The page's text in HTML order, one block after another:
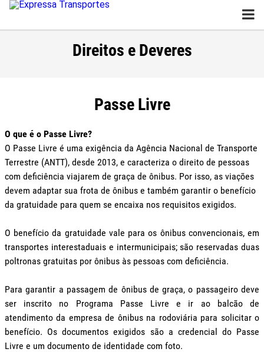
Direitos e Deveres
Passe Livre
O que é o Passe Livre?
O Passe Livre é uma exigência da Agência Nacional de Transporte
Terrestre (ANTT), desde 2013, e caracteriza o direito de pessoas
com deficiência viajarem de graça de ônibus. Por isso, as viações
devem adaptar sua frota de ônibus e também garantir o benefício
da gratuidade para quem se encaixa nos requisitos exigidos.
O benefício da gratuidade vale para os ônibus convencionais, em
transportes interestaduais e intermunicipais; são reservadas duas
poltronas gratuitas por ônibus às pessoas com deficiência.
Para garantir a passagem de ônibus de graça, o passageiro deve
ser inscrito no Programa Passe Livre e ir ao balcão de
atendimento da empresa de ônibus na rodoviária para solicitar o
benefício. Os documentos exigidos são a credencial do Passe
Livre e um documento de identidade com foto.